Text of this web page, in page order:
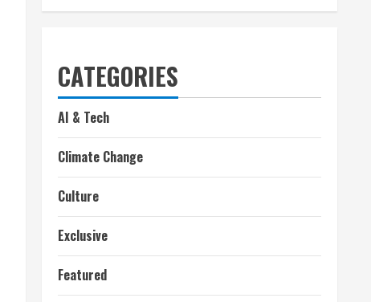
CATEGORIES
AI & Tech
Climate Change
Culture
Exclusive
Featured